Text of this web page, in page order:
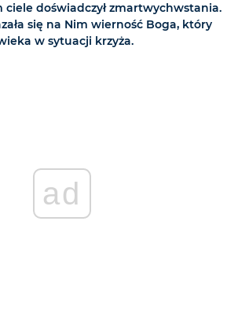
ciele doświadczył zmartwychwstania.
się na Nim wierność Boga, który
w sytuacji krzyża.
ad